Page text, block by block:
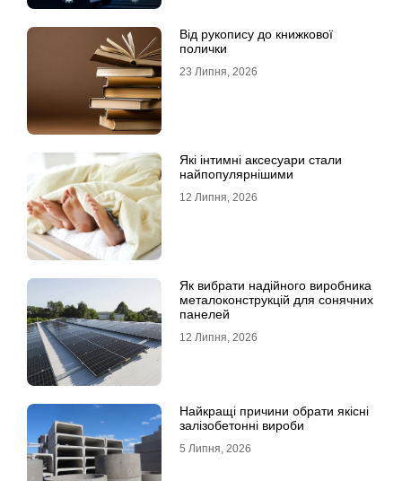
Від рукопису до книжкової
полички
23 Липня, 2026
Які інтимні аксесуари стали
найпопулярнішими
12 Липня, 2026
Як вибрати надійного виробника
металоконструкцій для сонячних
панелей
12 Липня, 2026
Найкращі причини обрати якісні
залізобетонні вироби
5 Липня, 2026